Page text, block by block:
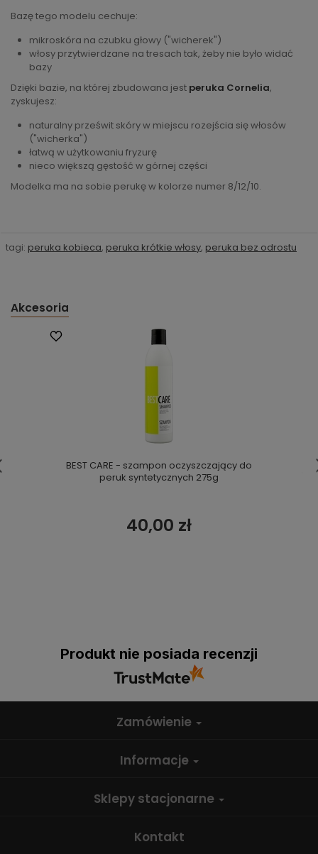
Bazę tego modelu cechuje:
mikroskóra na czubku głowy ("wicherek")
włosy przytwierdzane na tresach tak, żeby nie było widać
bazy
Dzięki bazie, na której zbudowana jest peruka Cornelia,
zyskujesz:
naturalny prześwit skóry w miejscu rozejścia się włosów
("wicherka")
łatwą w użytkowaniu fryzurę
nieco większą gęstość w górnej części
Modelka ma na sobie perukę w kolorze numer 8/12/10.
tagi: peruka kobieca, peruka krótkie włosy, peruka bez odrostu
Akcesoria
BEST CARE - szampon oczyszczający do
peruk syntetycznych 275g
40,00 zł
Produkt nie posiada recenzji
Zamówienie
Informacje
Sklepy stacjonarne
Kontakt